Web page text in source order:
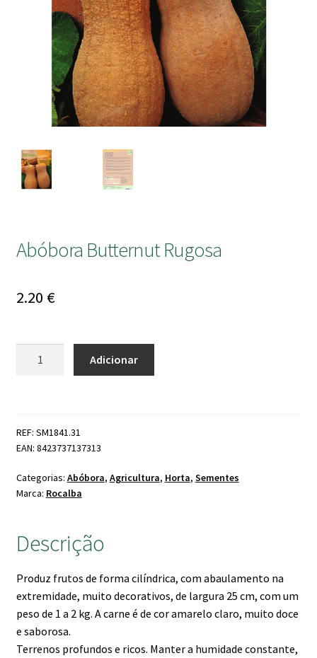
Abóbora Butternut Rugosa
2.20 €
Adicionar
REF: SM1841.31
EAN: 8423737137313
Categorias: Abóbora, Agricultura, Horta, Sementes
Marca: Rocalba
Descrição
Produz frutos de forma cilíndrica, com abaulamento na
extremidade, muito decorativos, de largura 25 cm, com um
peso de 1 a 2 kg. A carne é de cor amarelo claro, muito doce
e saborosa.
Terrenos profundos e ricos. Manter a humidade constante,